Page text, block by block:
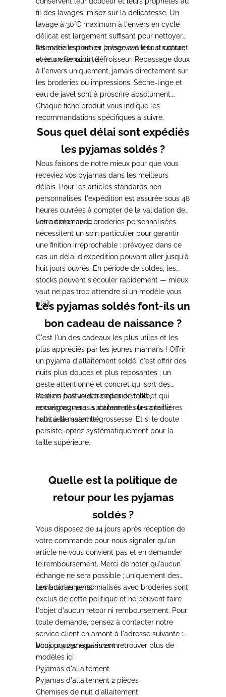
fil des lavages, misez sur la délicatesse. Un
lavage à 30°C maximum à l'envers en cycle
délicat est largement suffisant pour nettoyer
les matières tout en préservant leur structure
et leur extensibilité.
Attendez le premier lavage avant tout contact
avec un fer ou un défroisseur. Repassage doux
à l'envers uniquement, jamais directement sur
les broderies ou impressions. Sèche-linge et
eau de javel sont à proscrire absolument.
Chaque fiche produit vous indique les
recommandations spécifiques à suivre.
Sous quel délai sont expédiés
les pyjamas soldés ?
Nous faisons de notre mieux pour que vous
receviez vos pyjamas dans les meilleurs
délais. Pour les articles standards non
personnalisés, l'expédition est assurée sous 48
heures ouvrées à compter de la validation de
votre commande.
Les articles avec broderies personnalisées
nécessitent un soin particulier pour garantir
une finition irréprochable : prévoyez dans ce
cas un délai d'expédition pouvant aller jusqu'à
huit jours ouvrés. En période de soldes, les
stocks peuvent s'écouler rapidement — mieux
vaut ne pas trop attendre si un modèle vous
plaît.
Les pyjamas soldés font-ils un
bon cadeau de naissance ?
C'est l'un des cadeaux les plus utiles et les
plus appréciés par les jeunes mamans ! Offrir
un pyjama d'allaitement soldé, c'est offrir des
nuits plus douces et plus reposantes ; un
geste attentionné et concret qui sort des
sentiers battus des cadeaux bébé et qui
accompagnera la maman dès les premières
nuits à la maternité.
Pour ne pas vous tromper de taille,
renseignez-vous subtilement sur sa taille
habituelle avant la grossesse. Et si le doute
persiste, optez systématiquement pour la
taille supérieure.
Quelle est la politique de
retour pour les pyjamas
soldés ?
Vous disposez de 14 jours après réception de
votre commande pour nous signaler qu'un
article ne vous convient pas et en demander
le remboursement. Merci de noter qu'aucun
échange ne sera possible ; uniquement des
remboursements.
Les articles personnalisés avec broderies sont
exclus de cette politique et ne peuvent faire
l'objet d'aucun retour ni remboursement. Pour
toute demande, pensez à contacter notre
service client en amont à l'adresse suivante :
bonjour@23maiparis.com.
Vous pouvez également retrouver plus de
modèles ici
Pyjamas d'allaitement
Pyjamas d'allaitement 2 pièces
Chemises de nuit d'allaitement